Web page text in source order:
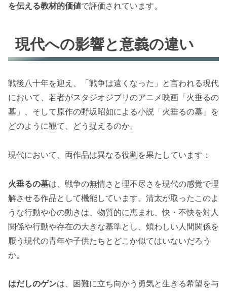
を伝える教材的価値で評価されています。
現代への影響と意義の違い
戦後八十年を迎え、「戦争は遠くなった」と言われる現代
において、若者がスタジオジブリのアニメ映画「火垂るの
墓」、そして原作の野坂昭如による小説「火垂るの墓」を
どのように観て、どう捉えるのか。
現代において、両作品は異なる役割を果たしています：
火垂るの墓は、戦争の無情さと理不尽さを現代の感覚で理
解させる作品として機能しています。清太が取ったこのよ
うな行動や心の動きは、物質的に恵まれ、快・不快を対人
関係や行動や存在の大きな基準とし、煩わしい人間関係を
厭う現代の青年や子供たちとどこか似てはいないだろう
か。
はだしのゲンは、困難に立ち向かう勇気と生きる希望を与